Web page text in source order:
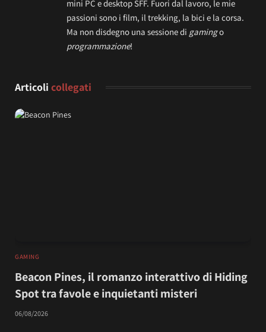
mini PC e desktop SFF. Fuori dal lavoro, le mie
passioni sono i film, il trekking, la bici e la corsa.
Ma non disdegno una sessione di gamingo
programmazione!
Articoli collegati
GAMING
Beacon Pines, il romanzo interattivo di Hiding
Spot tra favole e inquietanti misteri
06/08/2026